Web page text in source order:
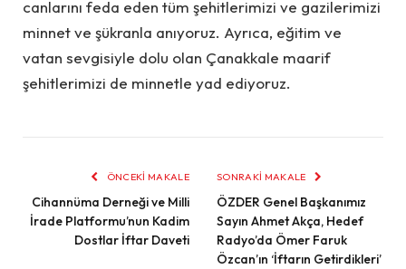
canlarını feda eden tüm şehitlerimizi ve gazilerimizi
minnet ve şükranla anıyoruz. Ayrıca, eğitim ve
vatan sevgisiyle dolu olan Çanakkale maarif
şehitlerimizi de minnetle yad ediyoruz.
ÖNCEKI MAKALE
Cihannüma Derneği ve Milli
İrade Platformu’nun Kadim
Dostlar İftar Daveti
SONRAKI MAKALE
ÖZDER Genel Başkanımız
Sayın Ahmet Akça, Hedef
Radyo’da Ömer Faruk
Özcan’ın ‘İftarın Getirdikleri’